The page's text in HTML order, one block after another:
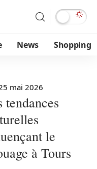
News Shopping
mai 2026
tendances
le
à Tours